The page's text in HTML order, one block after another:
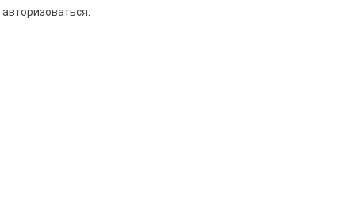
авторизоваться